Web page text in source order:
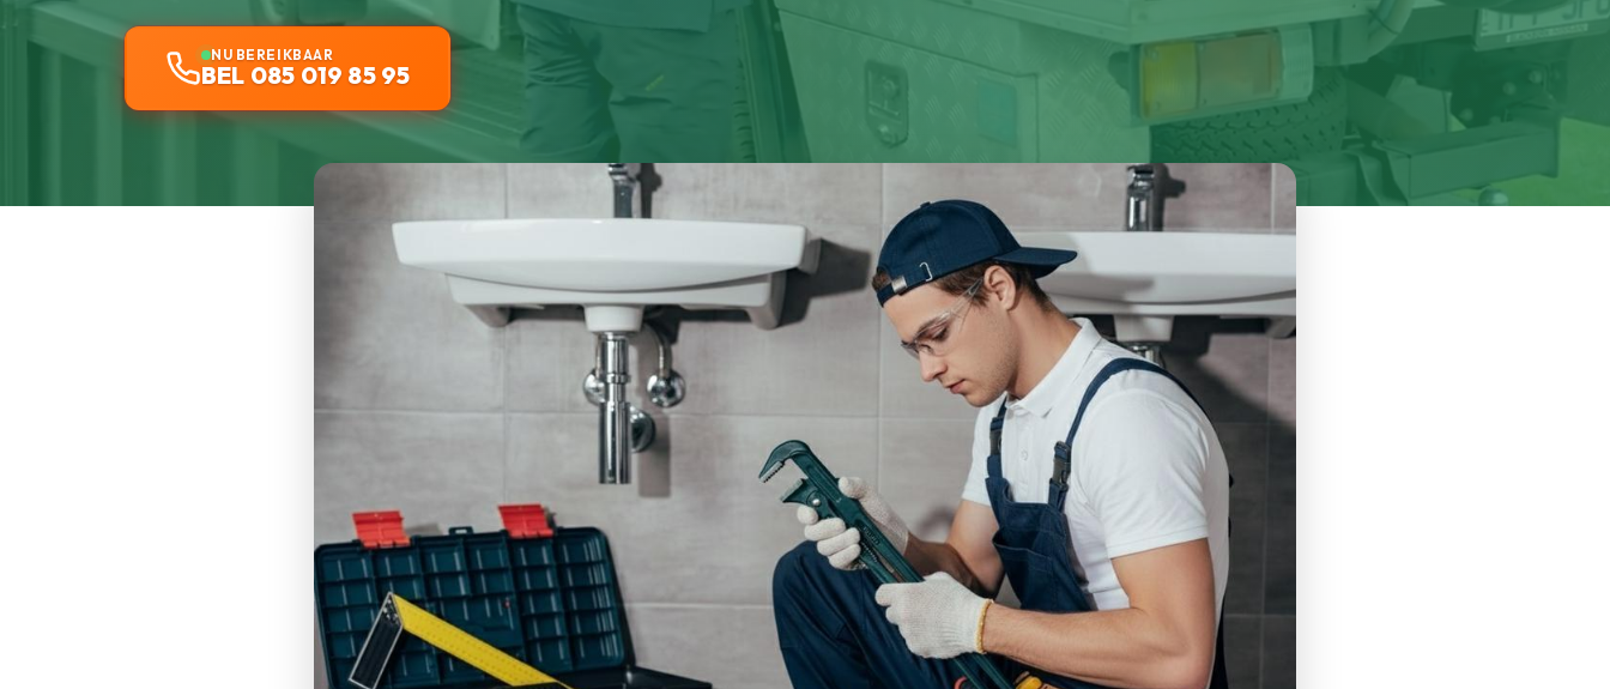
NU BEREIKBAAR
BEL 085 019 85 95